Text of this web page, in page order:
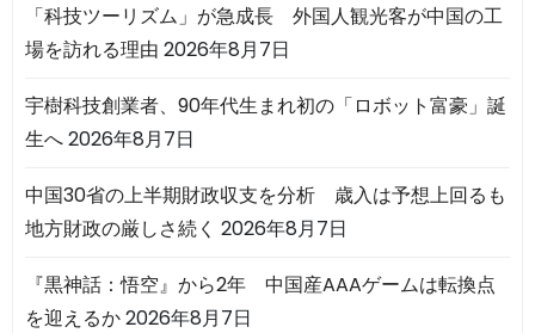
「科技ツーリズム」が急成長 外国人観光客が中国の工
場を訪れる理由 2026年8月7日
宇樹科技創業者、90年代生まれ初の「ロボット富豪」誕
生へ2026年8月7日
中国30省の上半期財政収支を分析 歳入は予想上回るも
地方財政の厳しさ続く 2026年8月7日
『黒神話：悟空』から2年 中国産AAAゲームは転換点
を迎えるか2026年8月7日